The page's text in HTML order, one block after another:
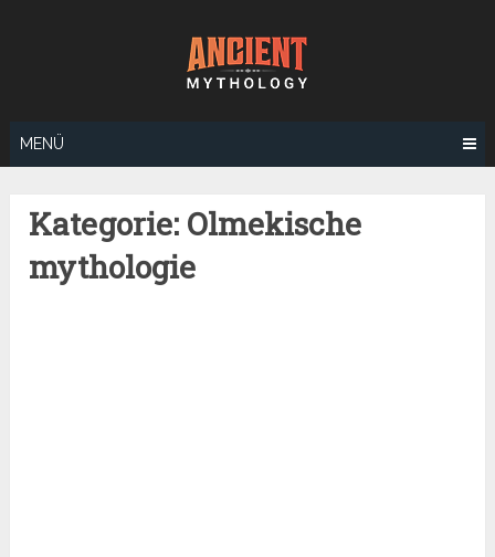
MENÜ
Kategorie: Olmekische
mythologie